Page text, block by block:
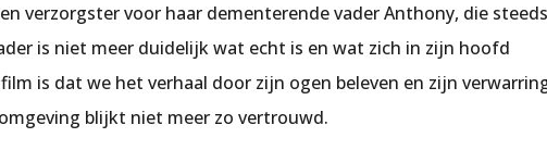
verzorgster voor haar dementerende vader Anthony, die steeds
is niet meer duidelijk wat echt is en wat zich in zijn hoofd
is dat we het verhaal door zijn ogen beleven en zijn
blijkt niet meer zo vertrouwd.